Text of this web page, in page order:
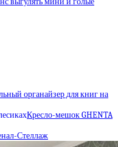
органайзер для книг на
Кресло-мешок GHENTA
Стеллаж